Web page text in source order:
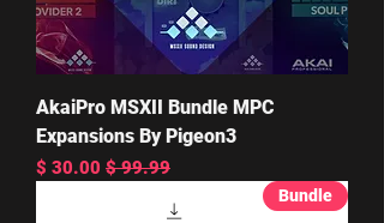
AkaiPro MSXII Bundle MPC
Expansions By Pigeon3
מחיר רגילמחיר מבצע
Bundle